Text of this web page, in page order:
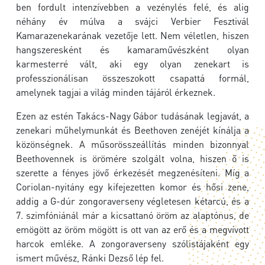
ben fordult intenzívebben a vezénylés felé, és alig
néhány év múlva a svájci Verbier Fesztivál
Kamarazenekarának vezetője lett. Nem véletlen, hiszen
hangszeresként és kamaraművészként olyan
karmesterré vált, aki egy olyan zenekart is
professzionálisan összeszokott csapattá formál,
amelynek tagjai a világ minden tájáról érkeznek.
Ezen az estén Takács-Nagy Gábor tudásának legjavát, a
zenekari műhelymunkát és Beethoven zenéjét kínálja a
közönségnek. A műsorösszeállítás minden bizonnyal
Beethovennek is örömére szolgált volna, hiszen ő is
szerette a fényes jövő érkezését megzenésíteni. Míg a
Coriolan-nyitány egy kifejezetten komor és hősi zene,
addig a G-dúr zongoraverseny végletesen kétarcú, és a
7. szimfóniánál már a kicsattanó öröm az alaptónus, de
emögött az öröm mögött is ott van az erő és a megvívott
harcok emléke. A zongoraverseny szólistájaként egy
ismert művész, Ránki Dezső lép fel.